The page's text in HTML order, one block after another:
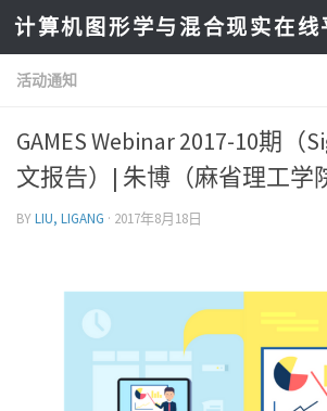
计算机图形学与混合现实在线
活动通知
GAMES Webinar 2017-10期（
文报告）| 朱博（麻省理工学
BYLIU, LIGANG · 2017年8月18日